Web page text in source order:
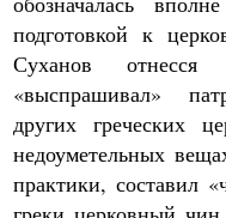
подготовкой к
Суханов отнесся
«выспрашивал»
других греческих
недоуметельных
практики, составил